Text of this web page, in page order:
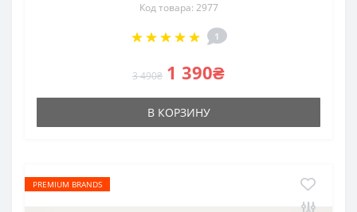
Код товара: 2977
1
3 490₴ 1 390₴
В КОРЗИНУ
PREMIUM BRANDS